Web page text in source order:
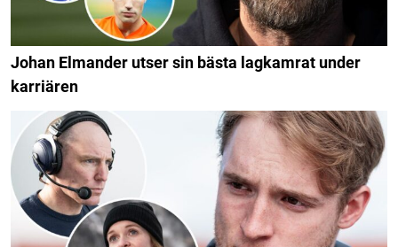
Johan Elmander utser sin bästa lagkamrat under
karriären